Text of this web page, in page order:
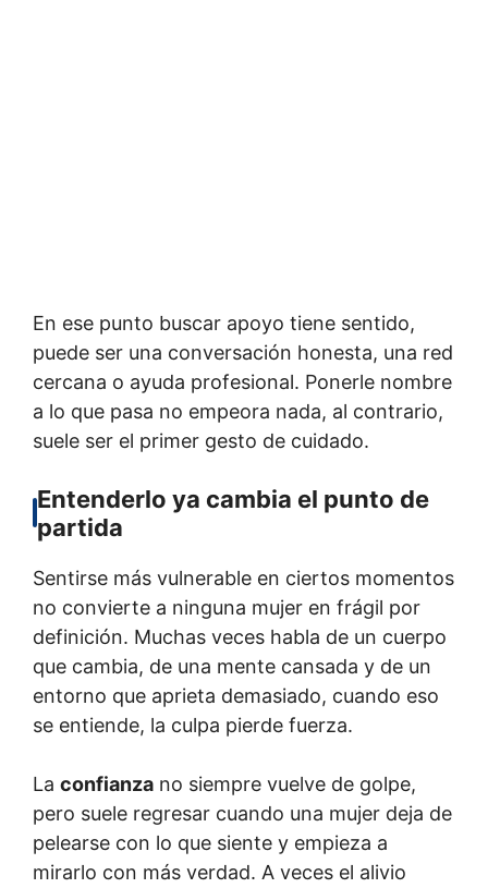
En ese punto buscar apoyo tiene sentido,
puede ser una conversación honesta, una red
cercana o ayuda profesional. Ponerle nombre
a lo que pasa no empeora nada, al contrario,
suele ser el primer gesto de cuidado.
Entenderlo ya cambia el punto de
partida
Sentirse más vulnerable en ciertos momentos
no convierte a ninguna mujer en frágil por
definición. Muchas veces habla de un cuerpo
que cambia, de una mente cansada y de un
entorno que aprieta demasiado, cuando eso
se entiende, la culpa pierde fuerza.
La confianza no siempre vuelve de golpe,
pero suele regresar cuando una mujer deja de
pelearse con lo que siente y empieza a
mirarlo con más verdad. A veces el alivio